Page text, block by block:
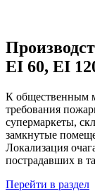
EI 60, EI
К общественным
требования
супермаркеты,
замкнутые
Локализация
пострадавших в
Перейти в раздел